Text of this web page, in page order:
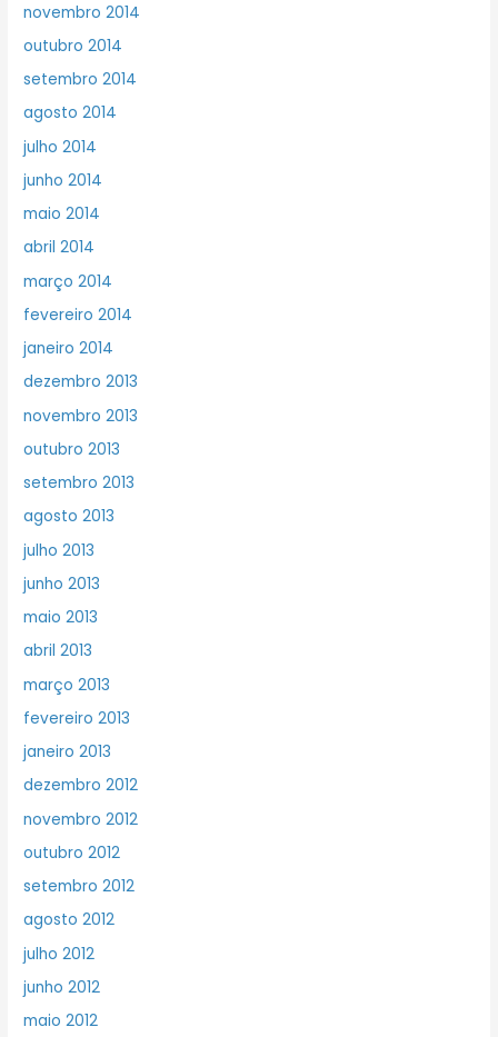
novembro 2014
outubro 2014
setembro 2014
agosto 2014
julho 2014
junho 2014
maio 2014
abril 2014
março 2014
fevereiro 2014
janeiro 2014
dezembro 2013
novembro 2013
outubro 2013
setembro 2013
agosto 2013
julho 2013
junho 2013
maio 2013
abril 2013
março 2013
fevereiro 2013
janeiro 2013
dezembro 2012
novembro 2012
outubro 2012
setembro 2012
agosto 2012
julho 2012
junho 2012
maio 2012